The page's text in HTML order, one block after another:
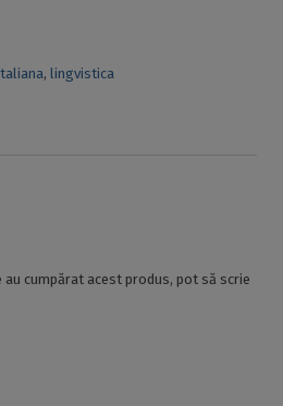
, lingvistica
cumpărat acest produs, pot să scrie